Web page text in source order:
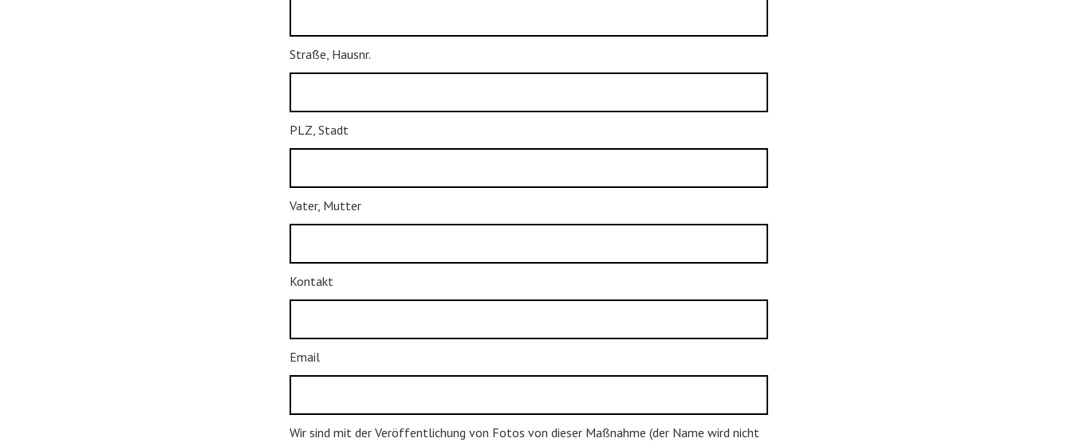
Straße, Hausnr.
PLZ, Stadt
Vater, Mutter
Kontakt
Email
Wir sind mit der Veröffentlichung von Fotos von dieser Maßnahme (der Name wird nicht